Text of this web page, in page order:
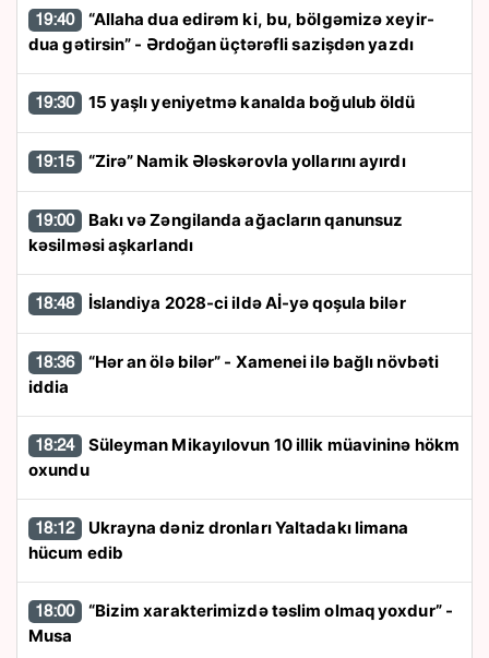
19:40
dua gətirsin” - Ərdoğan üçtərəfli sazişdən yazdı
19:30 15 yaşlı yeniyetmə kanalda boğulub öldü
19:15 “Zirə” Namik Ələskərovla yollarını ayırdı
19:00
kəsilməsi aşkarlandı
18:48 İslandiya 2028-ci ildə Aİ-yə qoşula bilər
18:36
iddia
18:24
oxundu
18:12
hücum edib
18:00
Musa